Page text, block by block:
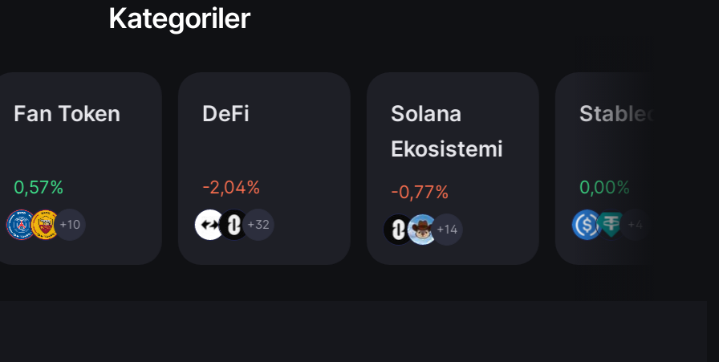
Kategoriler
Fan Token
0,57%
+10
DeFi
-2,04%
+32
Solana
Ekosistemi
-0,77%
+14
Stablecoin
0,00%
+4